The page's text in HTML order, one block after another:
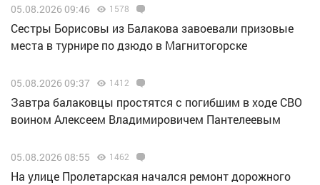
05.08.2026 09:46 1578
Сестры Борисовы из Балакова завоевали призовые
места в турнире по дзюдо в Магнитогорске
05.08.2026 09:37 1412
Завтра балаковцы простятся с погибшим в ходе СВО
воином Алексеем Владимировичем Пантелеевым
05.08.2026 08:55 1462
На улице Пролетарская начался ремонт дорожного